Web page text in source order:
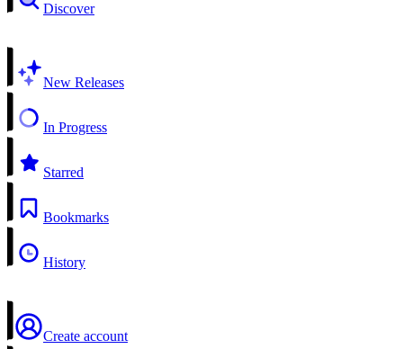
Discover
New Releases
In Progress
Starred
Bookmarks
History
Create account